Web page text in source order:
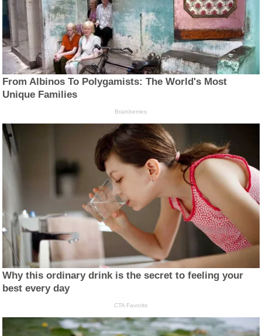
From Albinos To Polygamists: The World's Most
Unique Families
Brainberries
Why this ordinary drink is the secret to feeling your
best every day
CTA Favorite